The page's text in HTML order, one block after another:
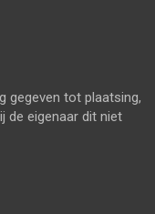
gegeven tot plaatsing,
de eigenaar dit niet